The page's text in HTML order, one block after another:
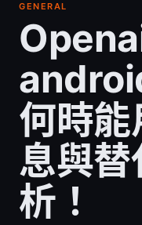
GENERAL
何時
息與
析！